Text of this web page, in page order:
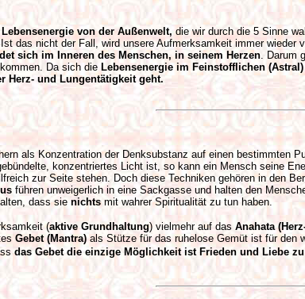
von der Außenwelt, die wir durch die 5 Sinne
das nicht der Fall, wird unsere Aufmerksamkeit immer
sich im Inneren des Menschen, in seinem Herzen. Darum
Da sich die Lebensenergie im Feinstofflichen
Herz- und Lungentätigkeit geht.
als Konzentration der Denksubstanz auf einen
konzentriertes Licht ist, so kann ein Mensch seine
zur Seite stehen. Doch diese Techniken gehören in den
führen unweigerlich in eine Sackgasse und halten den
dass sie nichtsmit wahrer Spiritualität zu tun haben.
(aktive Grundhaltung) vielmehr auf das Anahata
Gebet (Mantra)als Stütze für das ruhelose Gemüt ist für den
das Gebet die einzige Möglichkeit ist Frieden und Liebe